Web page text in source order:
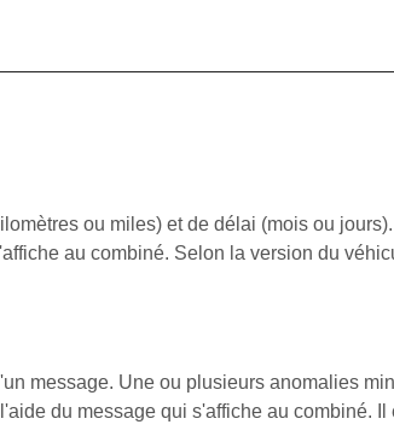
ou miles) et de délai (mois ou
au combiné. Selon la version du
message. Une ou plusieurs anomalies
du message qui s'affiche au combiné.